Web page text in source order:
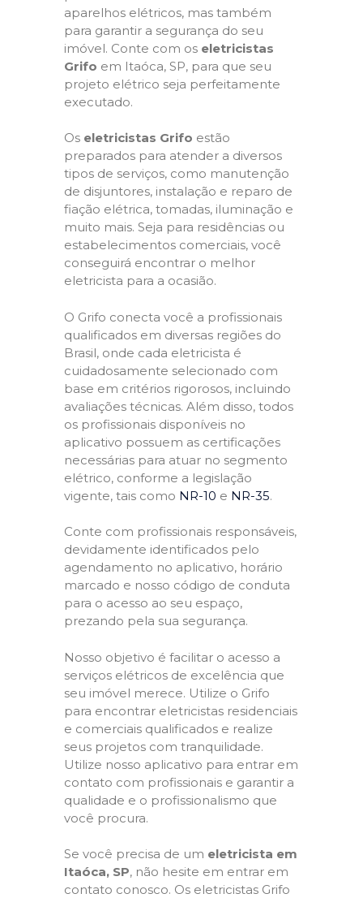
aparelhos elétricos, mas também
para garantir a segurança do seu
imóvel. Conte com os eletricistas
Grifo em Itaóca, SP, para que seu
projeto elétrico seja perfeitamente
executado.
Os eletricistas Grifo estão
preparados para atender a diversos
tipos de serviços, como manutenção
de disjuntores, instalação e reparo de
fiação elétrica, tomadas, iluminação e
muito mais. Seja para residências ou
estabelecimentos comerciais, você
conseguirá encontrar o melhor
eletricista para a ocasião.
O Grifo conecta você a profissionais
qualificados em diversas regiões do
Brasil, onde cada eletricista é
cuidadosamente selecionado com
base em critérios rigorosos, incluindo
avaliações técnicas. Além disso, todos
os profissionais disponíveis no
aplicativo possuem as certificações
necessárias para atuar no segmento
elétrico, conforme a legislação
vigente, tais como NR-10 e NR-35.
Conte com profissionais responsáveis,
devidamente identificados pelo
agendamento no aplicativo, horário
marcado e nosso código de conduta
para o acesso ao seu espaço,
prezando pela sua segurança.
Nosso objetivo é facilitar o acesso a
serviços elétricos de excelência que
seu imóvel merece. Utilize o Grifo
para encontrar eletricistas residenciais
e comerciais qualificados e realize
seus projetos com tranquilidade.
Utilize nosso aplicativo para entrar em
contato com profissionais e garantir a
qualidade e o profissionalismo que
você procura.
Se você precisa de um eletricista em
Itaóca, SP, não hesite em entrar em
contato conosco. Os eletricistas Grifo